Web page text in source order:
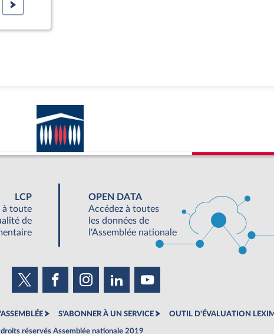
LCP
à toute
de
OPEN DATA
Accédez à toutes
les données de
l'Assemblée nationale
S'ABONNER À UN SERVICE OUTIL D'ÉVALUATION
réservés Assemblée nationale 2019